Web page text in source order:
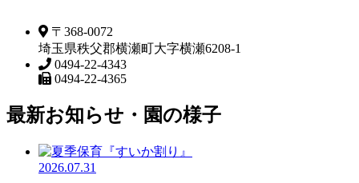
〒368-0072
埼玉県秩父郡横瀬町大字横瀬6208-1
0494-22-4343
0494-22-4365
最新お知らせ・園の様子
2026.07.31